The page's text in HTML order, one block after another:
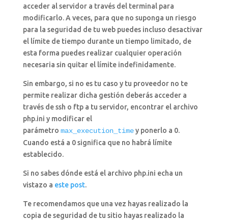
acceder al servidor a través del terminal para
modificarlo. A veces, para que no suponga un riesgo
para la seguridad de tu web puedes incluso desactivar
el límite de tiempo durante un tiempo limitado, de
esta forma puedes realizar cualquier operación
necesaria sin quitar el límite indefinidamente.
Sin embargo, si no es tu caso y tu proveedor no te
permite realizar dicha gestión deberás acceder a
través de ssh o ftp a tu servidor, encontrar el archivo
php.ini y modificar el
parámetro max_execution_timey ponerlo a 0.
Cuando está a 0 significa que no habrá límite
establecido.
Si no sabes dónde está el archivo php.ini echa un
vistazo a este post.
Te recomendamos que una vez hayas realizado la
copia de seguridad de tu sitio hayas realizado la